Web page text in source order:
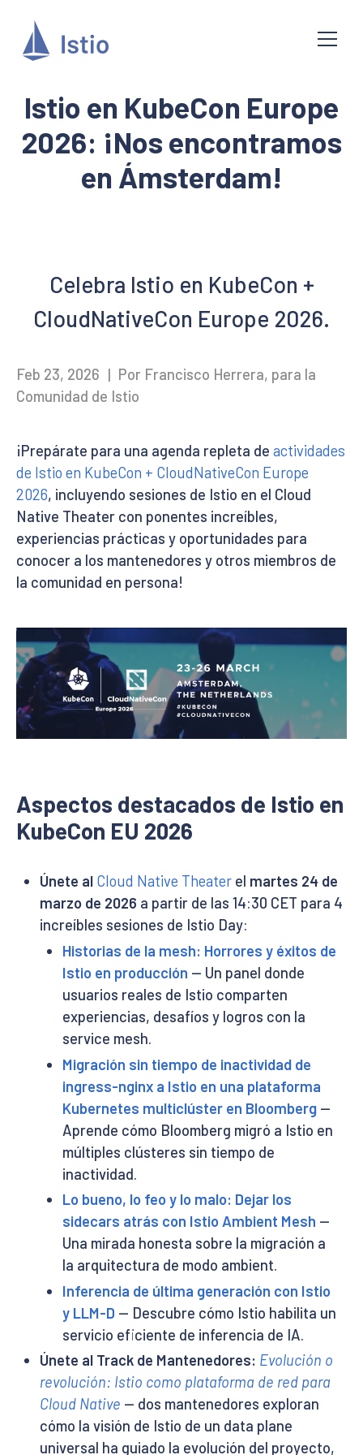
Istio en KubeCon Europe
2026: ¡Nos encontramos
en Ámsterdam!
Celebra Istio en KubeCon +
CloudNativeCon Europe 2026.
Feb 23, 2026 | Por Francisco Herrera, para la
Comunidad de Istio
¡Prepárate para una agenda repleta de actividades
de Istio en KubeCon + CloudNativeCon Europe
2026, incluyendo sesiones de Istio en el Cloud
Native Theater con ponentes increíbles,
experiencias prácticas y oportunidades para
conocer a los mantenedores y otros miembros de
la comunidad en persona!
Aspectos destacados de Istio en
KubeCon EU 2026
Únete al Cloud Native Theaterel martes 24 de
marzo de 2026 a partir de las 14:30 CET para 4
increíbles sesiones de Istio Day:
Historias de la mesh: Horrores y éxitos de
Istio en producción — Un panel donde
usuarios reales de Istio comparten
experiencias, desafíos y logros con la
service mesh.
Migración sin tiempo de inactividad de
ingress-nginx a Istio en una plataforma
Kubernetes multiclúster en Bloomberg —
Aprende cómo Bloomberg migró a Istio en
múltiples clústeres sin tiempo de
inactividad.
Lo bueno, lo feo y lo malo: Dejar los
sidecars atrás con Istio Ambient Mesh —
Una mirada honesta sobre la migración a
la arquitectura de modo ambient.
Inferencia de última generación con Istio
y LLM-D — Descubre cómo Istio habilita un
servicio eficiente de inferencia de IA.
Únete al Track de Mantenedores: Evolución o
revolución: Istio como plataforma de red para
Cloud Native — dos mantenedores exploran
cómo la visión de Istio de un data plane
universal ha guiado la evolución del proyecto,